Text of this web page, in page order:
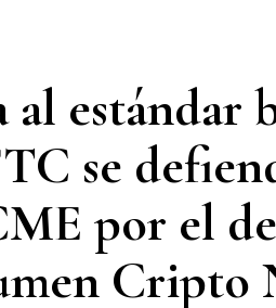
al estándar
se
por el
Cripto